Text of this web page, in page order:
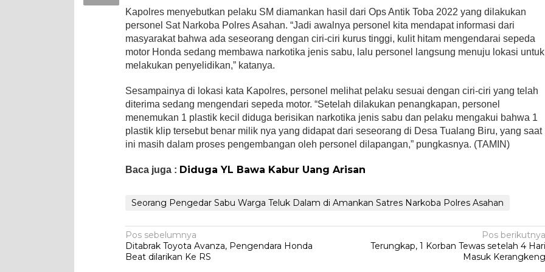
Kapolres menyebutkan pelaku SM diamankan hasil dari Ops Antik Toba 2022 yang dilakukan
personel Sat Narkoba Polres Asahan. “Jadi awalnya personel kita mendapat informasi dari
masyarakat bahwa ada seseorang dengan ciri-ciri kurus tinggi, kulit hitam mengendarai sepeda
motor Honda sedang membawa narkotika jenis sabu, lalu personel langsung menuju lokasi untuk
melakukan penyelidikan,” katanya.
Sesampainya di lokasi kata Kapolres, personel melihat pelaku sesuai dengan ciri-ciri yang telah
diterima sedang mengendari sepeda motor. “Setelah dilakukan penangkapan, personel
menemukan 1 plastik kecil diduga berisikan narkotika jenis sabu dan pelaku mengakui bahwa 1
plastik klip tersebut benar milik nya yang didapat dari seseorang di Desa Tualang Biru, yang saat
ini masih dalam proses pengembangan oleh personel dilapangan,” pungkasnya. (TAMIN)
Baca juga : Diduga YL Bawa Kabur Uang Arisan
Seorang Pengedar Sabu Warga Teluk Dalam di Amankan Satres Narkoba Polres Asahan
Navigasi
pos
Pos sebelumnya
Ditabrak Toyota Avanza, Pengendara Honda
Beat dilarikan Ke RS
Pos berikutnya
Terungkap, 1 Korban Tewas setelah 4 Hari
Masuk Kerangkeng